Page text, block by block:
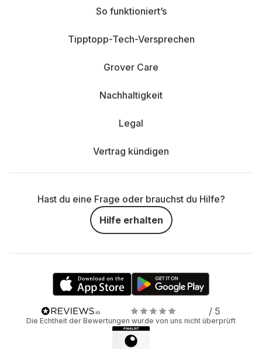
So funktioniert’s
Tipptopp-Tech-Versprechen
Grover Care
Nachhaltigkeit
Legal
Vertrag kündigen
Hast du eine Frage oder brauchst du Hilfe?
Hilfe erhalten
/ 5
Die Echtheit der Bewertungen wurde von uns nicht überprüft